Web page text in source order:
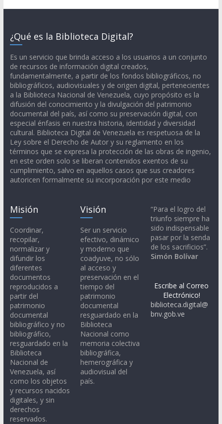
¿Qué es la Biblioteca Digital?
Es un servicio que brinda acceso a los usuarios a un conjunto
de recursos de información digital creados,
fundamentalmente, a partir de los fondos bibliográficos, no
bibliográficos, audiovisuales y de origen digital, pertenecientes
a la Biblioteca Nacional de Venezuela, cuyo propósito es la
difusión del conocimiento y la divulgación del patrimonio
documental del país, así como su preservación digital, con
especial énfasis en nuestra historia, identidad y diversidad
cultural. Biblioteca Digital de Venezuela es respetuosa de la
Ley sobre el Derecho de Autor y su reglamento en los
términos que se expresa la protección de las obras de ingenio,
en este orden solo se liberan contenidos exentos de su
cumplimiento, salvo en aquellos casos que sus creadores
autoricen formalmente su incorporación por este medio
Misión
Coordinar,
recopilar,
normalizar y
difundir los
diferentes
documentos
reproducidos a
partir del
patrimonio
documental
bibliográfico y no
bibliográfico,
resguardado en la
Biblioteca
Nacional de
Venezuela, así
como los objetos
y recursos nacidos
digitales, y sin
derechos
reservados.
Visión
Ser un servicio
efectivo, dinámico
y moderno que
coadyuve, no sólo
al acceso y
preservación en el
tiempo del
patrimonio
documental
resguardado en la
Biblioteca
Nacional como
memoria colectiva
bibliográfica,
hemerográfica y
audiovisual del
país.
“Para el logro del
triunfo siempre ha
sido indispensable
pasar por la senda
de los sacrificios”.
Simón Bolívar
Escribe al Correo
Electrónico!
biblioteca.digital@
bnv.gob.ve